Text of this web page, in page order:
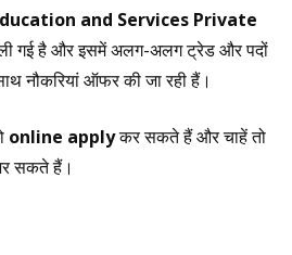
and Services Private
गई है और इसमें अलग-अलग ट्रेड और पदों
नौकरियां ऑफर की जा रही हैं।
online applyकर सकते हैं और चाहें तो
सकते हैं।